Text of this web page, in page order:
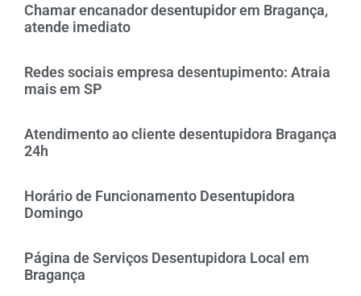
Chamar encanador desentupidor em Bragança,
atende imediato
Redes sociais empresa desentupimento: Atraia
mais em SP
Atendimento ao cliente desentupidora Bragança
24h
Horário de Funcionamento Desentupidora
Domingo
Página de Serviços Desentupidora Local em
Bragança